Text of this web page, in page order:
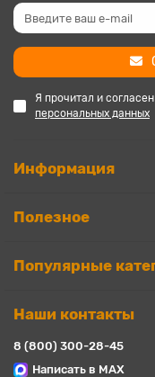
Я прочитал и
персональных данных
Информация
Полезное
Популярные
Наши контакты
8 (800) 300-28-45
Написать в MAX